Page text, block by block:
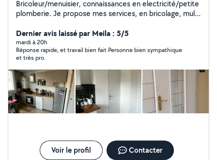
Bricoleur/menuisier, connaissances en electricité/petite
plomberie. Je propose mes services, en bricolage, multi
Dernier avis laissé par Meila : 5/5
mardi à 20h
Réponse rapide, et travail bien fait Personne bien sympathique
et très pro.
Voir le profil Contacter